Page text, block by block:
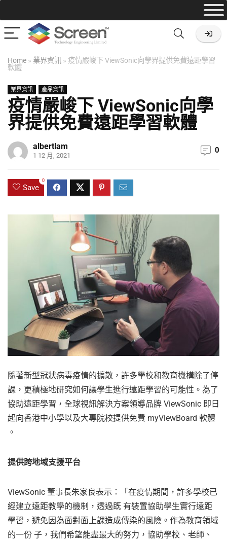
Home » 業界資訊 » 疫情嚴峻下 ViewSonic向學界提供免費遠距學習
軟體
業界資訊 產品資訊
疫情嚴峻下 ViewSonic向學
界提供免費遠距學習軟體
albertlam
1 12 月, 2021
0
Save
0
隨著新型冠狀病毒疫情的擴散，許多學校和教育機構除了停
課，更積極地研究如何讓學生進行遠距學習的可能性。為了
協助遠距學習，全球視訊解決方案領導品牌 ViewSonic 即日
起向香港中小學以及大專院校提供免費 myViewBoard 軟體
。
提供跨地域支援平台
ViewSonic 董事長朱家良表示：「在疫情期間，許多學校已
經建立遠距教學的機制，透過既 有裝置協助學生實行遠距
學習，避免因為面對面上課造成傳染的風險。作為教育領域
的一份 子，我們希望能盡最大的努力，協助學校、老師、